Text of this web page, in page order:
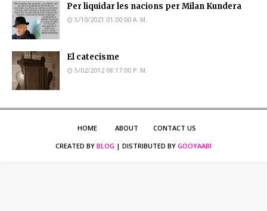
Per liquidar les nacions per Milan Kundera
5/10/2021 01:00:00 A. M.
El catecisme
5/02/2012 08:17:00 P. M.
HOME ABOUT
CONTACT US
CREATED BY BLOG | DISTRIBUTED BY GOOYAABI